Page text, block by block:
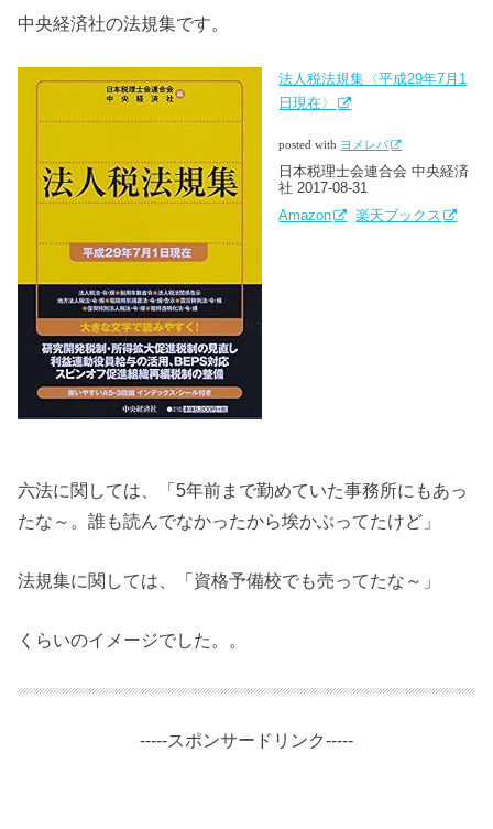
中央経済社の法規集です。
法人税法規集〈平成29年7月1
日現在〉
posted with ヨメレバ
日本税理士会連合会 中央経済
社 2017-08-31
Amazon
楽天ブックス
六法に関しては、「5年前まで勤めていた事務所にもあっ
たな～。誰も読んでなかったから埃かぶってたけど」
法規集に関しては、「資格予備校でも売ってたな～」
くらいのイメージでした。。
-----スポンサードリンク-----